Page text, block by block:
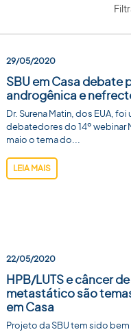
29/05/2020
SBU em Casa debate
androgênica e
Dr. Surena Matin, dos EUA, foi
debatedores do 14º webinar
maio o tema do...
LEIA MAIS
22/05/2020
HPB/LUTS e câncer
metastático são
em Casa
Projeto da SBU tem sido